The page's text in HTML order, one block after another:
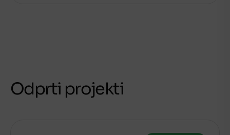
Odprti projekti